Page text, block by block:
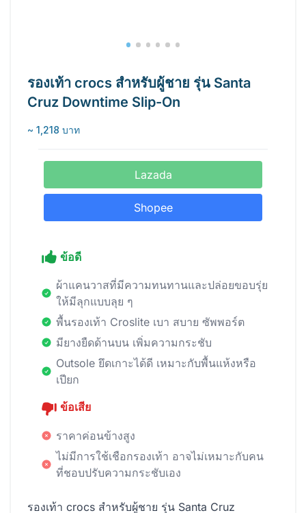
รองเท้า crocs สำหรับผู้ชาย รุ่น Santa
Cruz Downtime Slip-On
~ 1,218 บาท
Lazada
Shopee
ข้อดี
ผ้าแคนวาสที่มีความทนทานและปล่อยขอบรุ่ย
ให้มีลุกแบบลุย ๆ
พื้นรองเท้า Croslite เบา สบาย ซัพพอร์ต
มียางยืดด้านบน เพิ่มความกระชับ
Outsole ยึดเกาะได้ดี เหมาะกับพื้นแห้งหรือ
เปียก
ข้อเสีย
ราคาค่อนข้างสูง
ไม่มีการใช้เชือกรองเท้า อาจไม่เหมาะกับคน
ที่ชอบปรับความกระชับเอง
รองเท้า crocs สำหรับผู้ชาย รุ่น Santa Cruz